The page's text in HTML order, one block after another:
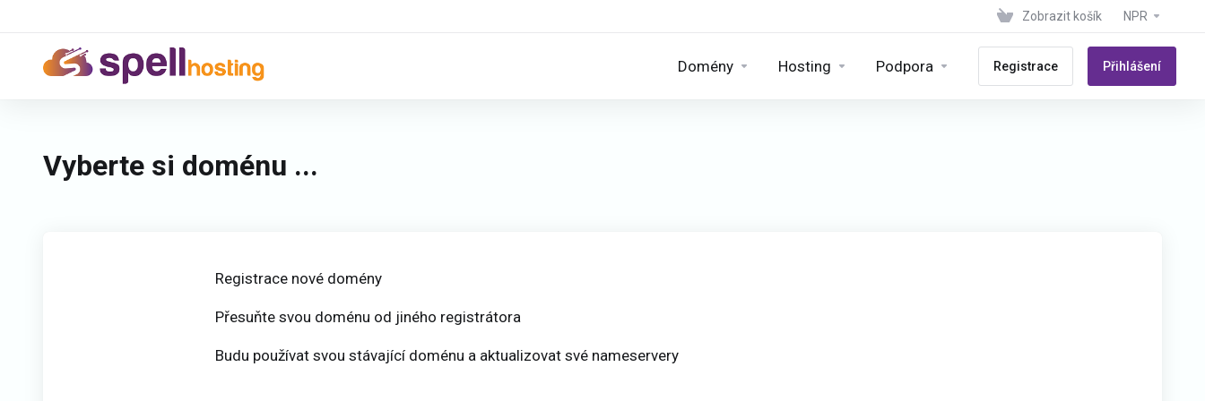
Zobrazit košík NPR
Domény Hosting Podpora Registrace Přihlášení
Vyberte si doménu ...
Registrace nové domény
Přesuňte svou doménu od jiného registrátora
Budu používat svou stávající doménu a aktualizovat své nameservery